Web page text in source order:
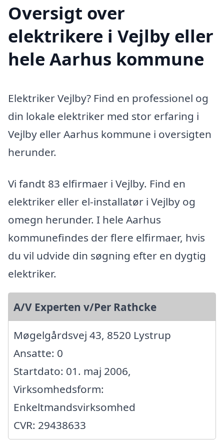
Oversigt over
elektrikere i Vejlby eller
hele Aarhus kommune
Elektriker Vejlby? Find en professionel og
din lokale elektriker med stor erfaring i
Vejlby eller Aarhus kommune i oversigten
herunder.
Vi fandt 83 elfirmaer i Vejlby. Find en
elektriker eller el-installatør i Vejlby og
omegn herunder. I hele Aarhus
kommunefindes der flere elfirmaer, hvis
du vil udvide din søgning efter en dygtig
elektriker.
A/V Experten v/Per Rathcke
Møgelgårdsvej 43, 8520 Lystrup
Ansatte: 0
Startdato: 01. maj 2006,
Virksomhedsform:
Enkeltmandsvirksomhed
CVR: 29438633